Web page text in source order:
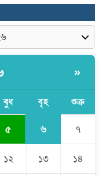
৭ ফুট ৬ ইঞ্চি উচ্চতার
গ্রেপ্তার।
মৌলভীবাজার:
ওয়েলফেয়ার
থেকে নগদ অর্থ বিতরণ
»
বুধ বৃহ শুক্র
৫ ৬ ৭
১২ ১৩ ১৪